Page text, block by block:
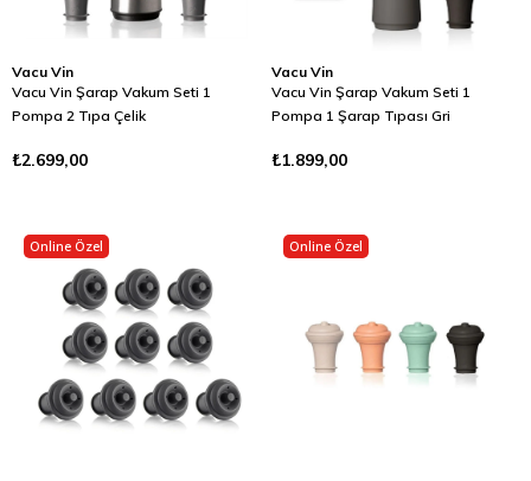
Vacu Vin
Vacu Vin Şarap Vakum Seti 1
Pompa 2 Tıpa Çelik
₺2.699,00
Vacu Vin
Vacu Vin Şarap Vakum Seti 1
Pompa 1 Şarap Tıpası Gri
₺1.899,00
Online Özel Online Özel